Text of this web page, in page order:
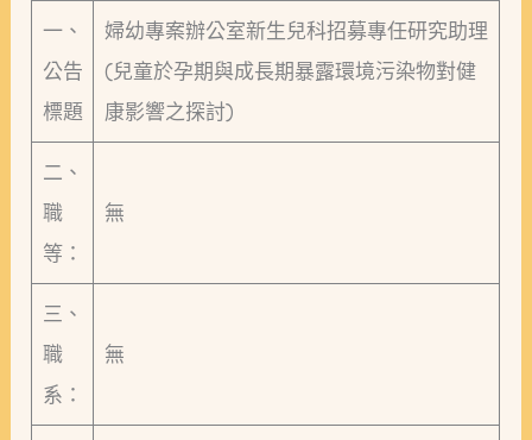
一、
公告
標題
婦幼專案辦公室新生兒科招募專任研究助理
(兒童於孕期與成長期暴露環境污染物對健
康影響之探討)
二、
職
等：
無
三、
職
系：
無
兒
科
招
募
任
究
助
理